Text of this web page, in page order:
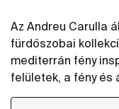
Az Andreu Carulla
fürdőszobai
mediterrán fény
felületek, a fény és